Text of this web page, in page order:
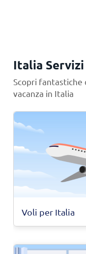
Italia
Scopri
vacanza in Italia
Voli per Italia